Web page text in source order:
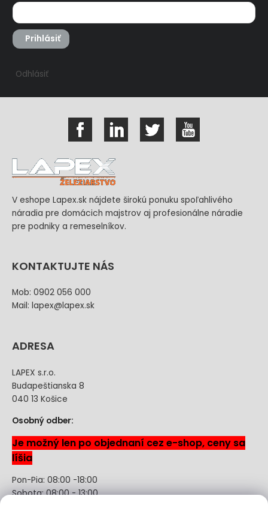
Prihlásiť
Odhlásiť
V eshope Lapex.sk nájdete širokú ponuku spoľahlivého
náradia pre domácich majstrov aj profesionálne náradie
pre podniky a remeselníkov.
KONTAKTUJTE NÁS
Mob: 0902 056 000
Mail: lapex@lapex.sk
ADRESA
LAPEX s.r.o.
Budapeštianska 8
040 13 Košice
Osobný odber:
Je možný len po objednaní cez e-shop, ceny sa
líšia
Pon-Pia: 08:00 -18:00
Sobota: 08:00 - 13:00